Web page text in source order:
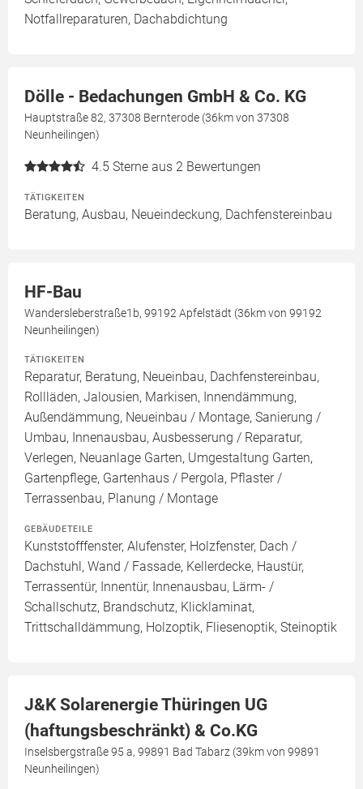
Notfallreparaturen, Dachabdichtung
Dölle - Bedachungen GmbH & Co. KG
Hauptstraße 82, 37308 Bernterode (36km von 37308
Neunheilingen)
4.5 Sterne aus 2 Bewertungen
TÄTIGKEITEN
Beratung, Ausbau, Neueindeckung, Dachfenstereinbau
HF-Bau
Wandersleberstraße1b, 99192 Apfelstädt (36km von 99192
Neunheilingen)
TÄTIGKEITEN
Reparatur, Beratung, Neueinbau, Dachfenstereinbau,
Rollläden, Jalousien, Markisen, Innendämmung,
Außendämmung, Neueinbau / Montage, Sanierung /
Umbau, Innenausbau, Ausbesserung / Reparatur,
Verlegen, Neuanlage Garten, Umgestaltung Garten,
Gartenpflege, Gartenhaus / Pergola, Pflaster /
Terrassenbau, Planung / Montage
GEBÄUDETEILE
Kunststofffenster, Alufenster, Holzfenster, Dach /
Dachstuhl, Wand / Fassade, Kellerdecke, Haustür,
Terrassentür, Innentür, Innenausbau, Lärm- /
Schallschutz, Brandschutz, Klicklaminat,
Trittschalldämmung, Holzoptik, Fliesenoptik, Steinoptik
J&K Solarenergie Thüringen UG
(haftungsbeschränkt) & Co.KG
Inselsbergstraße 95 a, 99891 Bad Tabarz (39km von 99891
Neunheilingen)